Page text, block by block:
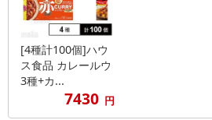
[4種計100個]ハウ
ス食品 カレールウ
3種+カ...
7430 円